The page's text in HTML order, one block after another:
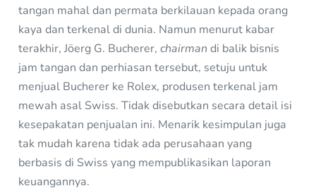
tangan mahal dan permata berkilauan kepada orang
kaya dan terkenal di dunia. Namun menurut kabar
terakhir, Jöerg G. Bucherer,chairman di balik bisnis
jam tangan dan perhiasan tersebut, setuju untuk
menjual Bucherer ke Rolex, produsen terkenal jam
mewah asal Swiss. Tidak disebutkan secara detail isi
kesepakatan penjualan ini. Menarik kesimpulan juga
tak mudah karena tidak ada perusahaan yang
berbasis di Swiss yang mempublikasikan laporan
keuangannya.